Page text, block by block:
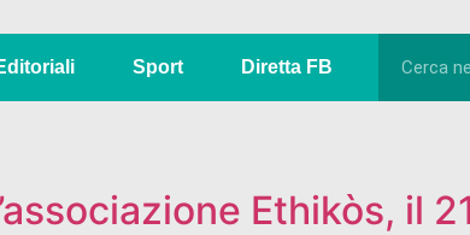
Sport Diretta FB
Ethikòs, il